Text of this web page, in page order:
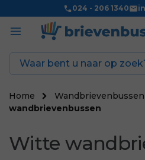
024 - 206 1340
Home Wandbrievenbussen
wandbrievenbussen
Witte